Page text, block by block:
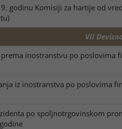
godinu Komisiji za hartije od
VII
inostranstvu po poslovima
iz inostranstva po poslovima
po spoljnotrgovinskom